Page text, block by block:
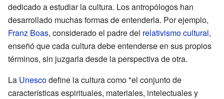
dedicado a estudiar la cultura. Los antropólogos han
desarrollado muchas formas de entenderla. Por ejemplo,
Franz Boas, considerado el padre del relativismo cultural,
enseñó que cada cultura debe entenderse en sus propios
términos, sin juzgarla desde la perspectiva de otra.
La Unescodefine la cultura como "el conjunto de
características espirituales, materiales, intelectuales y